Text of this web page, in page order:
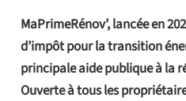
MaPrimeRénov’, lancée en
d’impôt pour la transition
principale aide publique à la
Ouverte à tous les